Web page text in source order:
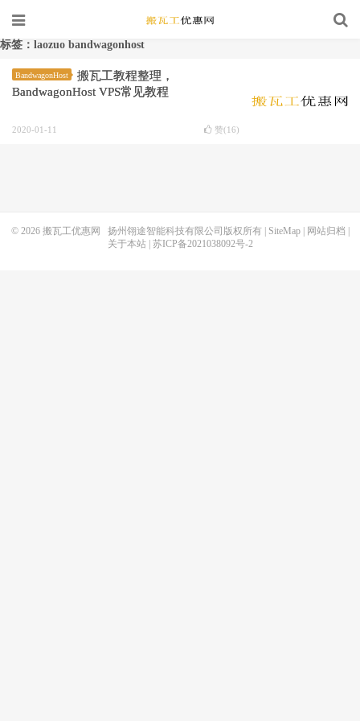
标签：laozuo bandwagonhost
BandwagonHost
搬瓦工教程整理，
BandwagonHost VPS常见教程
2020-01-11 赞(16)
© 2026 搬瓦工优惠网 扬州翎途智能科技有限公司版权所有 | SiteMap| 网站归档
关于本站| 苏ICP备2021038092号-2